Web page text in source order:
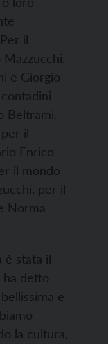
il
e Giorgio
Beltrami.
il
Enrico
il mondo
per il
Norma
è stata il
ha detto
e
la cultura,